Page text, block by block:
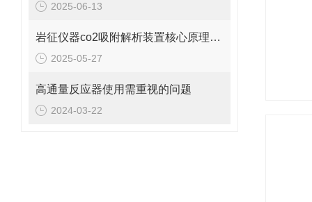
2025-06-13
岩征仪器co2吸附解析装置核心原理及应用场景
2025-05-27
高通量反应器使用需重视的问题
2024-03-22